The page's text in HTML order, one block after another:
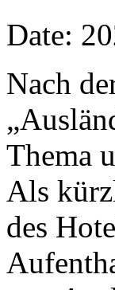
Date:
Nach
Thema
Als
des